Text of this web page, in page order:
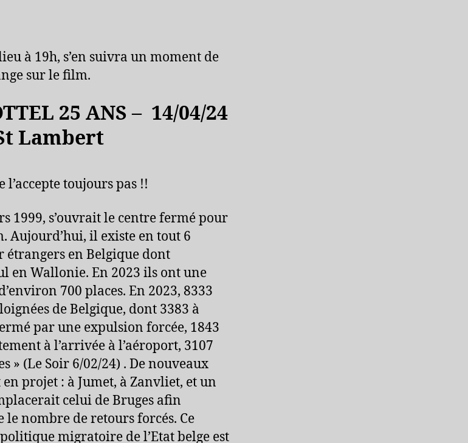
à 19h, s’en suivra un moment de
sur le film.
25 ANS – 14/04/24
Lambert
l’accepte toujours pas !!
1999, s’ouvrait le centre fermé pour
Aujourd’hui, il existe en tout 6
étrangers en Belgique dont
en Wallonie. En 2023 ils ont une
700 places. En 2023, 8333
de Belgique, dont 3383 à
par une expulsion forcée, 1843
à l’arrivée à l’aéroport, 3107
» (Le Soir 6/02/24) . De nouveaux
projet : à Jumet, à Zanvliet, et un
celui de Bruges afin
le nombre de retours forcés. Ce
migratoire de l’Etat belge est